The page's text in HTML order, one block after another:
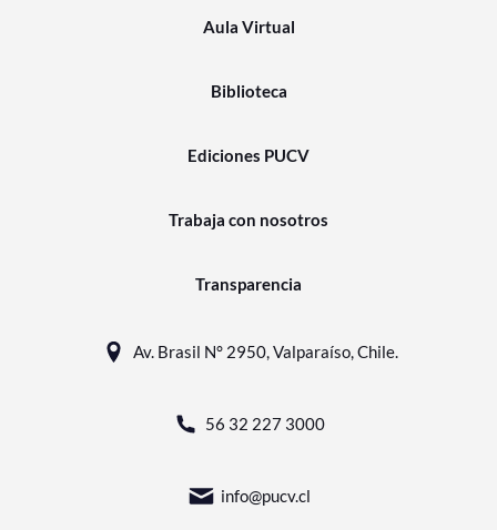
Aula Virtual
Biblioteca
Ediciones PUCV
Trabaja con nosotros
Transparencia
Av. Brasil N° 2950, Valparaíso, Chile.
56 32 227 3000
info@pucv.cl